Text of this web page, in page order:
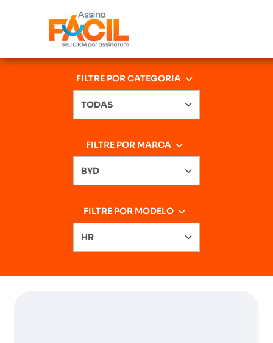
FILTRE POR CATEGORIA
TODAS
FILTRE POR MARCA
BYD
FILTRE POR MODELO
HR